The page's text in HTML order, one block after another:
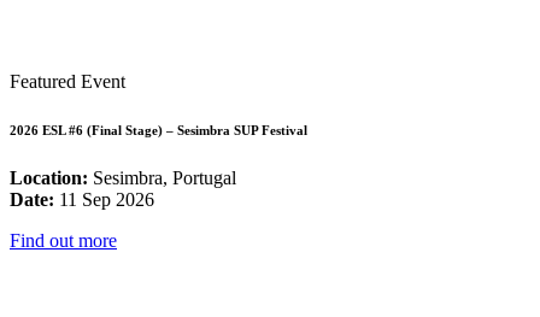
Featured Event
2026 ESL #6 (Final Stage) – Sesimbra SUP Festival
Location: Sesimbra, Portugal
Date: 11 Sep 2026
Find out more